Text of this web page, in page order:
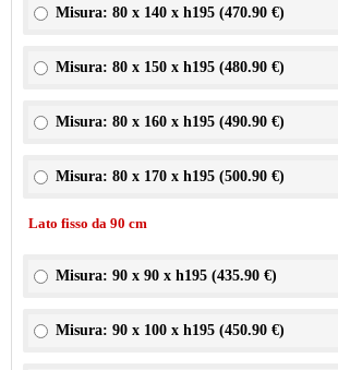
Misura: 80 x 140 x h195 (470.90 €)
Misura: 80 x 150 x h195 (480.90 €)
Misura: 80 x 160 x h195 (490.90 €)
Misura: 80 x 170 x h195 (500.90 €)
Lato fisso da 90 cm
Misura: 90 x 90 x h195 (435.90 €)
Misura: 90 x 100 x h195 (450.90 €)